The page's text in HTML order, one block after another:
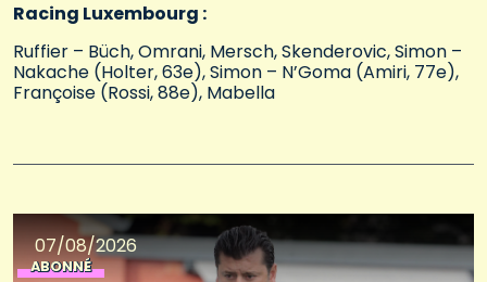
Racing Luxembourg :
Ruffier – Büch, Omrani, Mersch, Skenderovic, Simon –
Nakache (Holter, 63e), Simon – N’Goma (Amiri, 77e),
Françoise (Rossi, 88e), Mabella
07/08/2026
ABONNÉ